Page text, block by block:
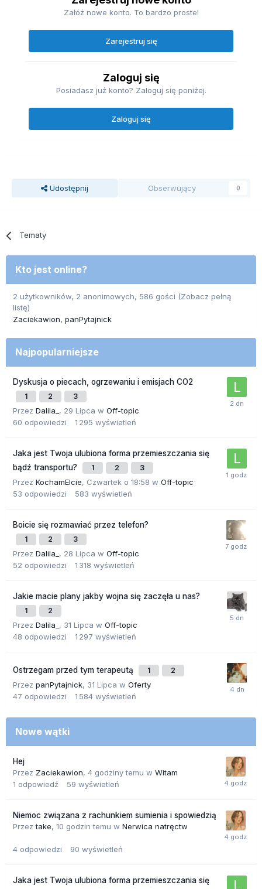
Załóż nowe konto. To bardzo proste!
Zarejestruj się
Zaloguj się
Posiadasz już konto? Zaloguj się poniżej.
Zaloguj się
Udostępnij Obserwujący 0
Tematy
Kto jest online?
2 użytkowników, 2 anonimowych, 586 gości (Zobacz pełną
listę)
Zaciekawion panPytajnick
Najpopularniejsze
Dyskusja o piecach, ogrzewaniu i emisjach CO2
1 2 3
Przez Dalila_ , 29 Lipca w Off-topic
60 odpowiedzi 1 295 wyświetleń
Jaka jest Twoja ulubiona forma przemieszczania się
bądź transportu?
1 2 3
Przez KochamElcie, Czwartek o 18:58 w Off-topic
53 odpowiedzi 583 wyświetleń
Boicie się rozmawiać przez telefon?
1 2 3
Przez Dalila_ , 28 Lipca w Off-topic
52 odpowiedzi 1 318 wyświetleń
Jakie macie plany jakby wojna się zaczęła u nas?
1 2
Przez Dalila_ , 31 Lipca w Off-topic
48 odpowiedzi 1 297 wyświetleń
Ostrzegam przed tym terapeutą 1 2
Przez panPytajnick, 31 Lipca w Oferty
47 odpowiedzi 1 584 wyświetleń
Nowe wątki
Hej
Przez Zaciekawion, 4 godziny temu w Witam
1 odpowiedź 59 wyświetleń
Niemoc związana z rachunkiem sumienia i spowiedzią
Przeztake, 10 godzin temu w Nerwica natręctw
4 odpowiedzi 90 wyświetleń
Jaka jest Twoja ulubiona forma przemieszczania się